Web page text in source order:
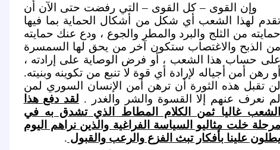
وإن القوى – كل القوى – التي رفضت حتى الآن أن
تقدم لهذا الشعب أي شكل من أشكال الحماية بما فيها
حمايته من الثلج والبرد والمطر والجوع ، ودع عنك حمايته
من الذبح والاغتصاب ستكون آخر من يحق لها السمسرة
على حساب هذا الشعب ، أو فرض الوصاية على إرادته ،
أو رهن أمن أجياله لإرادة أي قوة لا تنبع من تكوينه وبنيته.
لن تقبل هذه الثورة أن ترهن أمن الإنسان السوري لمن
لم نعرف عنهم إلا القسوة والشر والغدر . لقد دفع هذا
الشعب غاليا ثمن الكلام المطاط الذي تشدق به في
مرحلة خلت مثاليو السياسة الفراغية والذين نراهم اليوم
يطلون علينا بأفكار تبث الفزع والرعب والقبول .